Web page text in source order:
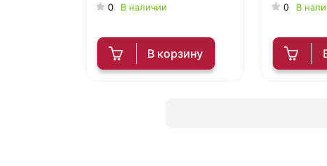
0 В наличии
В корзину
0 В